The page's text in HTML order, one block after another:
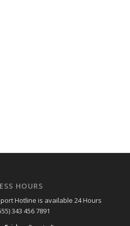
HOURS
Hotline is available 24 Hours
343 456 7891